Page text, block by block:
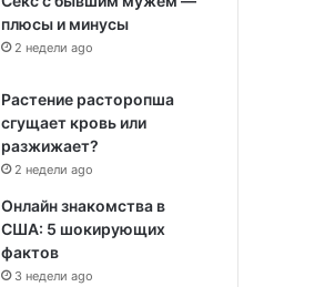
плюсы и минусы
2 недели ago
Растение расторопша
сгущает кровь или
разжижает?
2 недели ago
Онлайн знакомства в
США: 5 шокирующих
фактов
3 недели ago